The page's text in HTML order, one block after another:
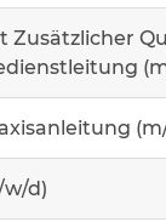
Zusätzlicher
d)